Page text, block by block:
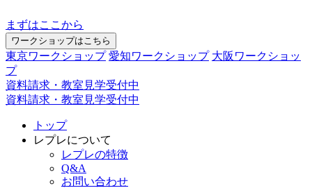
まずはここから
ワークショップはこちら
東京ワークショップ 愛知ワークショップ 大阪ワークショッ
プ
資料請求・教室見学受付中
資料請求・教室見学受付中
トップ
レプレについて
レプレの特徴
Q&A
お問い合わせ